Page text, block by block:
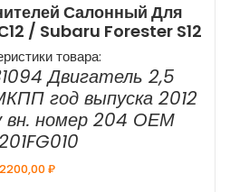
Салонный Для
/ Subaru Forester S12
товара:
Двигатель 2,5
год выпуска 2012
вн. номер 204 ОЕМ
2200,00₽